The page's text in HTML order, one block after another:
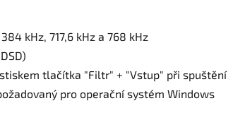
kHz, 717,6 kHz a 768 kHz
tlačítka "Filtr" + "Vstup" při spuštění
pro operační systém Windows